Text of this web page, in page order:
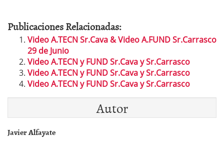
Publicaciones Relacionadas:
Video A.TECN Sr.Cava & Video A.FUND Sr.Carrasco
29 de Junio
Video A.TECN y FUND Sr.Cava y Sr.Carrasco
Video A.TECN y FUND Sr.Cava y Sr.Carrasco
Video A.TECN y FUND Sr.Cava y Sr.Carrasco
Autor
Javier Alfayate